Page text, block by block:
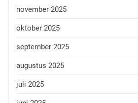
november 2025
oktober 2025
september 2025
augustus 2025
juli 2025